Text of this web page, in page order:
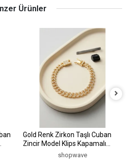
Ürünler
Gold Renk Zirkon Taşlı Cuban
Zincir Model Klips Kapamalı
Erkek Bileklikshopwave